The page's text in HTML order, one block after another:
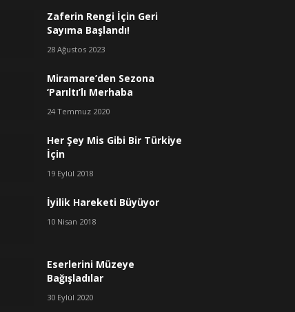
Zaferin Rengi İçin Geri
Sayıma Başlandı!
28 Ağustos 2023
Miramare’den Sezona
‘Parıltı’lı Merhaba
24 Temmuz 2020
Her Şey Mis Gibi Bir Türkiye
İçin
19 Eylül 2018
İyilik Hareketi Büyüyor
10 Nisan 2018
Eserlerini Müzeye
Bağışladılar
30 Eylül 2020